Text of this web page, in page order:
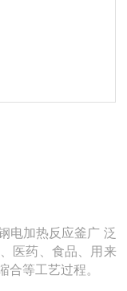
电加热反应釜广 泛
医药、食品、用来
合等工艺过程。